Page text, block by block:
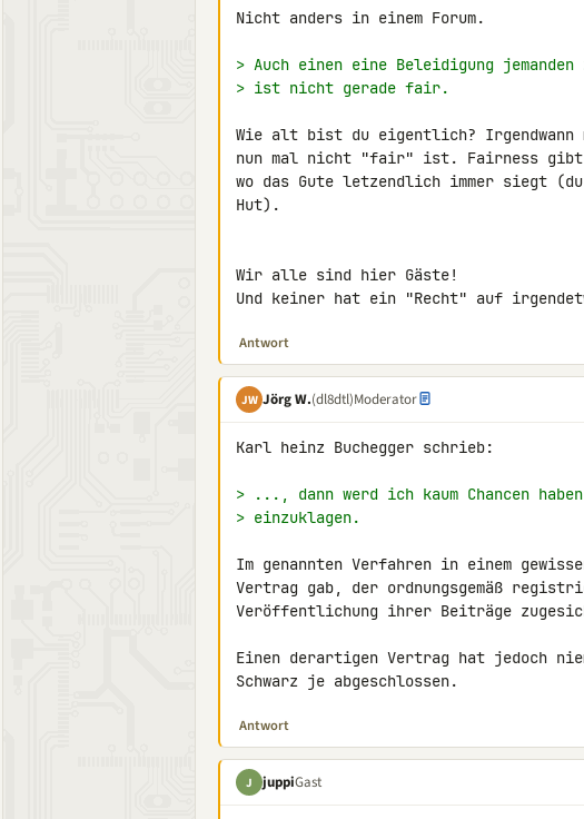
Nicht anders in einem Forum.
> Auch einen eine Beleidigung
> ist nicht gerade fair.
Wie alt bist du eigentlich? Irgendwann
nun mal nicht "fair" ist. Fairness gibt
wo das Gute letzendlich immer siegt
Hut).
Wir alle sind hier Gäste!
Und keiner hat ein "Recht" auf
Antwort
JW Jörg W.(dl8dtl)Moderator
Karl heinz Buchegger schrieb:
> ..., dann werd ich kaum Chancen
> einzuklagen.
Im genannten Verfahren in einem
Vertrag gab, der ordnungsgemäß
Veröffentlichung ihrer Beiträge
Einen derartigen Vertrag hat jedoch
Schwarz je abgeschlossen.
Antwort
J juppiGast